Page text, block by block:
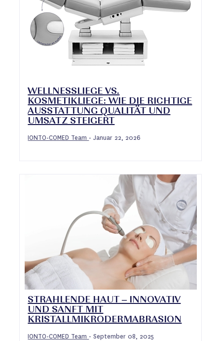
WELLNESSLIEGE VS.
KOSMETIKLIEGE: WIE DIE RICHTIGE
AUSSTATTUNG QUALITÄT UND
UMSATZ STEIGERT
IONTO-COMED Team - Januar 22, 2026
STRAHLENDE HAUT – INNOVATIV
UND SANFT MIT
KRISTALLMIKRODERMABRASION
IONTO-COMED Team - September 08, 2025